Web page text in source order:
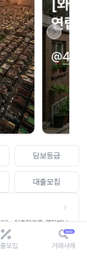
담보등급
대출모집
는 AI추정가를 경험해보
내
를 불러올 수 없습니다.
니다.
모집 거래사례